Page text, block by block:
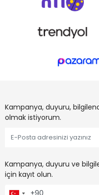
Kampanya, duyuru,
olmak istiyorum.
Kampanya, duyuru ve
için kayıt olun.